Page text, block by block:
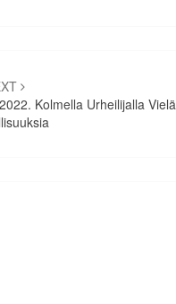
Kolmella Urheilijalla Vielä